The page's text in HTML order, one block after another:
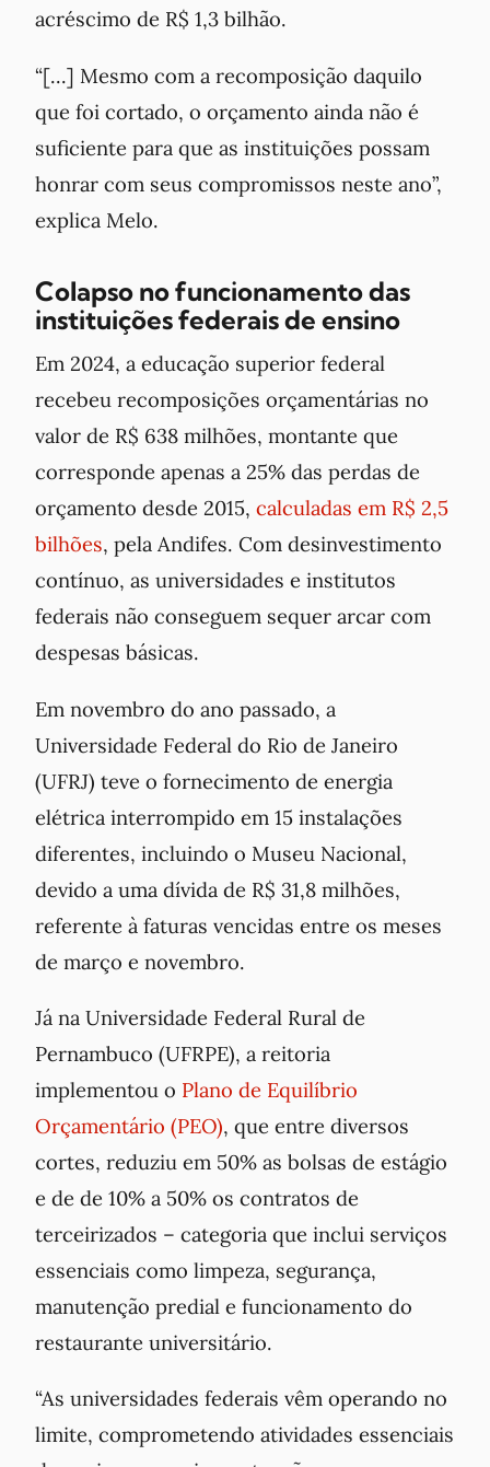
acréscimo de R$ 1,3 bilhão.
“[...] Mesmo com a recomposição daquilo
que foi cortado, o orçamento ainda não é
suficiente para que as instituições possam
honrar com seus compromissos neste ano”,
explica Melo.
Colapso no funcionamento das
instituições federais de ensino
Em 2024, a educação superior federal
recebeu recomposições orçamentárias no
valor de R$ 638 milhões, montante que
corresponde apenas a 25% das perdas de
orçamento desde 2015, calculadas em R$ 2,5
bilhões, pela Andifes. Com desinvestimento
contínuo, as universidades e institutos
federais não conseguem sequer arcar com
despesas básicas.
Em novembro do ano passado, a
Universidade Federal do Rio de Janeiro
(UFRJ) teve o fornecimento de energia
elétrica interrompido em 15 instalações
diferentes, incluindo o Museu Nacional,
devido a uma dívida de R$ 31,8 milhões,
referente à faturas vencidas entre os meses
de março e novembro.
Já na Universidade Federal Rural de
Pernambuco (UFRPE), a reitoria
implementou o Plano de Equilíbrio
Orçamentário (PEO), que entre diversos
cortes, reduziu em 50% as bolsas de estágio
e de de 10% a 50% os contratos de
terceirizados – categoria que inclui serviços
essenciais como limpeza, segurança,
manutenção predial e funcionamento do
restaurante universitário.
“As universidades federais vêm operando no
limite, comprometendo atividades essenciais